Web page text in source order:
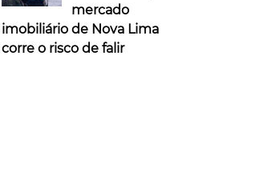
mercado
imobiliário de Nova Lima
corre o risco de falir